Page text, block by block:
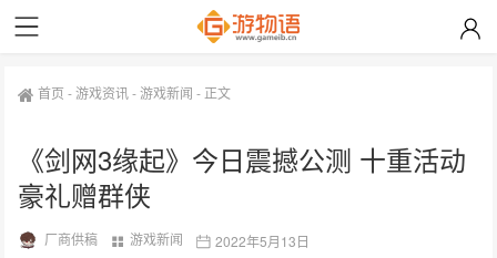
首页 -游戏资讯-游戏新闻 - 正文
《剑网3缘起》今日震撼公测 十重活动
豪礼赠群侠
厂商供稿 游戏新闻
2022年5月13日